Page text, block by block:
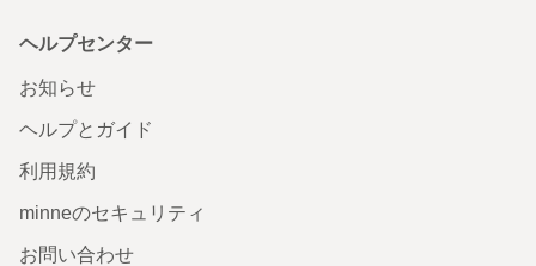
ヘルプセンター
お知らせ
ヘルプとガイド
利用規約
minneのセキュリティ
お問い合わせ